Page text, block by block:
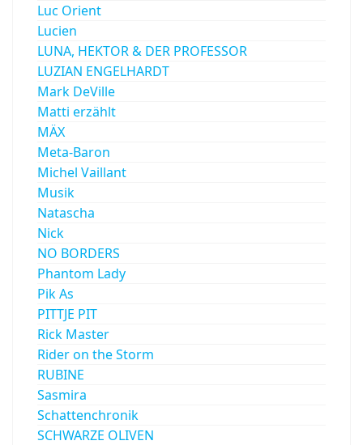
Luc Orient
Lucien
LUNA, HEKTOR & DER PROFESSOR
LUZIAN ENGELHARDT
Mark DeVille
Matti erzählt
MÄX
Meta-Baron
Michel Vaillant
Musik
Natascha
Nick
NO BORDERS
Phantom Lady
Pik As
PITTJE PIT
Rick Master
Rider on the Storm
RUBINE
Sasmira
Schattenchronik
SCHWARZE OLIVEN